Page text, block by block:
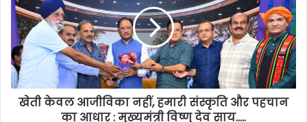
खेती केवल आजीविका नहीं, हमारी संस्कृति और पहचान
का आधार : मुख्यमंत्री विष्णु देव साय…..